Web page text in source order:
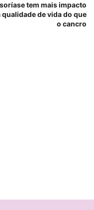
tem mais impacto
qualidade de vida do que
o cancro